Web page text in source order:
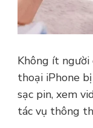
Không ít
thoại iPhone
sạc pin, xem
tác vụ thông